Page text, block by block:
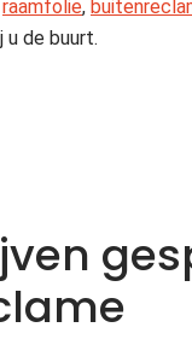
raamfolie,
u de buurt.